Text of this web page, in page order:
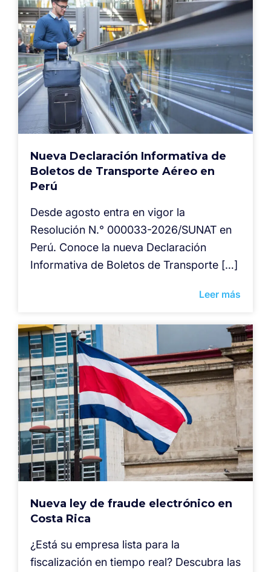
Nueva Declaración Informativa de
Boletos de Transporte Aéreo en
Perú
Desde agosto entra en vigor la
Resolución N.° 000033-2026/SUNAT en
Perú. Conoce la nueva Declaración
Informativa de Boletos de Transporte […]
Leer más
Nueva ley de fraude electrónico en
Costa Rica
¿Está su empresa lista para la
fiscalización en tiempo real? Descubra las